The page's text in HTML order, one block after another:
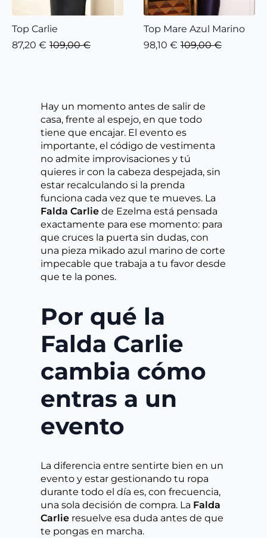
Top Carlie
109,00€
El
87,20 €
El
Top Mare Azul Marino
109,00€
El
98,10 €
El
Hay un momento antes de salir de
casa, frente al espejo, en que todo
tiene que encajar. El evento es
importante, el código de vestimenta
no admite improvisaciones y tú
quieres ir con la cabeza despejada, sin
estar recalculando si la prenda
funciona cada vez que te mueves. La
Falda Carlie de Ezelma está pensada
exactamente para ese momento: para
que cruces la puerta sin dudas, con
una pieza mikado azul marino de corte
impecable que trabaja a tu favor desde
que te la pones.
Por qué la
Falda Carlie
cambia cómo
entras a un
evento
La diferencia entre sentirte bien en un
evento y estar gestionando tu ropa
durante todo el día es, con frecuencia,
una sola decisión de compra. La Falda
Carlie resuelve esa duda antes de que
te pongas en marcha.